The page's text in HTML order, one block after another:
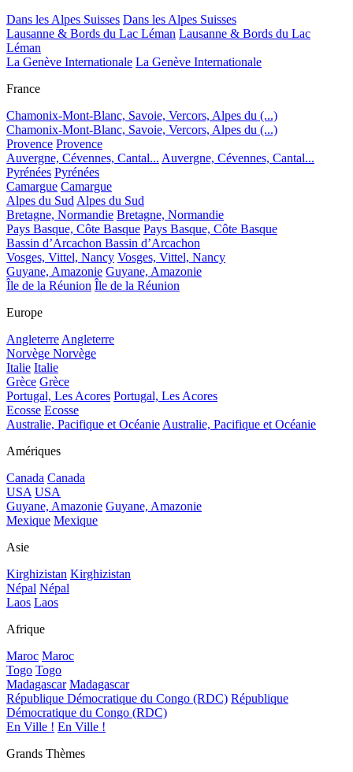
Dans les Alpes Suisses Dans les Alpes Suisses
Lausanne & Bords du Lac Léman Lausanne & Bords du Lac
Léman
La Genève Internationale La Genève Internationale
France
Chamonix-Mont-Blanc, Savoie, Vercors, Alpes du (...)
Chamonix-Mont-Blanc, Savoie, Vercors, Alpes du (...)
Provence Provence
Auvergne, Cévennes, Cantal... Auvergne, Cévennes, Cantal...
Pyrénées Pyrénées
Camargue Camargue
Alpes du Sud Alpes du Sud
Bretagne, Normandie Bretagne, Normandie
Pays Basque, Côte Basque Pays Basque, Côte Basque
Bassin d’Arcachon Bassin d’Arcachon
Vosges, Vittel, Nancy Vosges, Vittel, Nancy
Guyane, Amazonie Guyane, Amazonie
Île de la Réunion Île de la Réunion
Europe
Angleterre Angleterre
Norvège Norvège
Italie Italie
Grèce Grèce
Portugal, Les Acores Portugal, Les Acores
Ecosse Ecosse
Australie, Pacifique et Océanie Australie, Pacifique et Océanie
Amériques
Canada Canada
USA USA
Guyane, Amazonie Guyane, Amazonie
Mexique Mexique
Asie
Kirghizistan Kirghizistan
Népal Népal
Laos Laos
Afrique
Maroc Maroc
Togo Togo
Madagascar Madagascar
République Démocratique du Congo (RDC) République
Démocratique du Congo (RDC)
En Ville ! En Ville !
Grands Thèmes